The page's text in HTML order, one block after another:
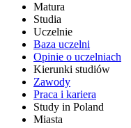
Matura
Studia
Uczelnie
Baza uczelni
Opinie o uczelniach
Kierunki studiów
Zawody
Praca i kariera
Study in Poland
Miasta